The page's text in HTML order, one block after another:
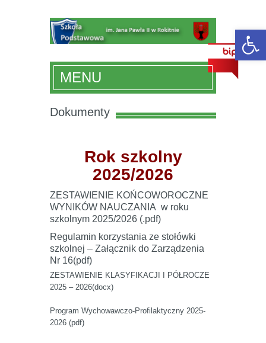
MENU
Dokumenty
Rok szkolny
2025/2026
ZESTAWIENIE KOŃCOWOROCZNE
WYNIKÓW NAUCZANIA w roku
szkolnym 2025/2026 (.pdf)
Regulamin korzystania ze stołówki
szkolnej – Załącznik do Zarządzenia
Nr 16(pdf)
ZESTAWIENIE KLASYFIKACJI I PÓŁROCZE
2025 – 2026(docx)
Program Wychowawczo-Profilaktyczny 2025-
2026 (pdf)